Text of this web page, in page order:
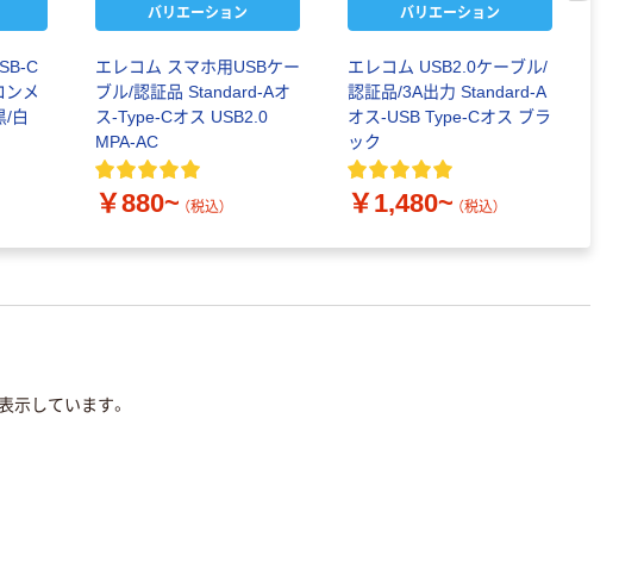
C
ンメ
/白
バリエーション
エレコム スマホ用USBケー
ブル/認証品 Standard-Aオ
ス-Type-Cオス USB2.0
MPA-AC
￥880~ （税込）
バリエーション
エレコム USB2.0ケーブル/
認証品/3A出力 Standard-A
オス-USB Type-Cオス ブラ
ック
￥1,480~ （税込）
示しています。